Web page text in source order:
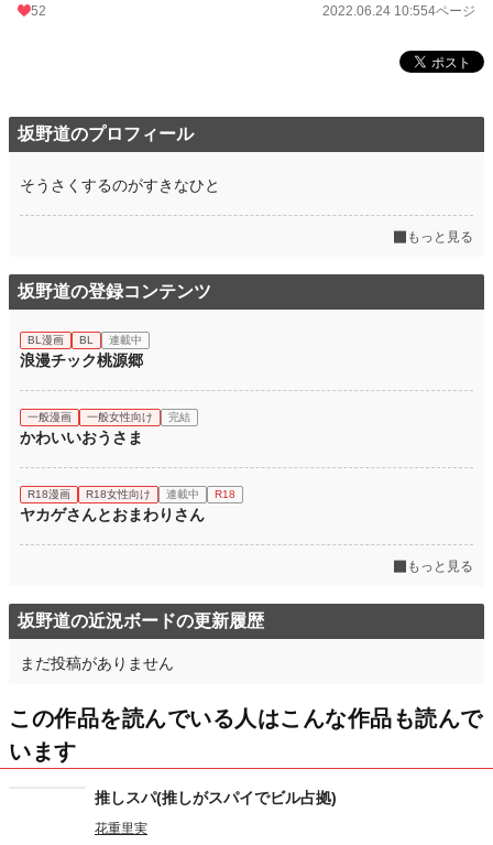
52 2022.06.24 10:554ページ
坂野道のプロフィール
そうさくするのがすきなひと
もっと見る
坂野道の登録コンテンツ
BL漫画 BL 連載中
浪漫チック桃源郷
一般漫画 一般女性向け 完結
かわいいおうさま
R18漫画 R18女性向け 連載中 R18
ヤカゲさんとおまわりさん
もっと見る
坂野道の近況ボードの更新履歴
まだ投稿がありません
この作品を読んでいる人はこんな作品も読んで
います
推しスパ(推しがスパイでビル占拠)
花重里実